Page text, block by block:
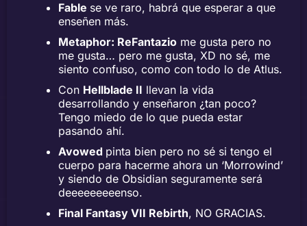
Fable se ve raro, habrá que esperar a que
enseñen más.
Metaphor: ReFantazio me gusta pero no
me gusta… pero me gusta, XD no sé, me
siento confuso, como con todo lo de Atlus.
Con Hellblade II llevan la vida
desarrollando y enseñaron ¿tan poco?
Tengo miedo de lo que pueda estar
pasando ahí.
Avowed pinta bien pero no sé si tengo el
cuerpo para hacerme ahora un ‘Morrowind’
y siendo de Obsidian seguramente será
deeeeeeeeenso.
Final Fantasy VII Rebirth, NO GRACIAS.